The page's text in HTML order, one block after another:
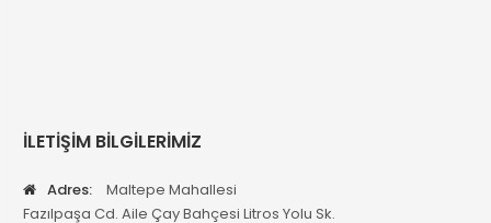
İLETİŞİM BİLGİLERİMİZ
Adres:
Maltepe Mahallesi
Fazılpaşa Cd. Aile Çay Bahçesi Litros Yolu Sk.